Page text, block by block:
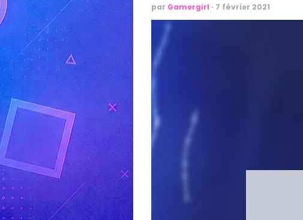
par Gamergirl · 7 février 2021